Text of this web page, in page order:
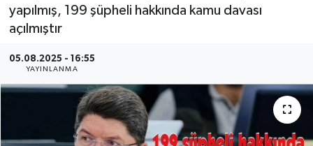
yapılmış, 199 şüpheli hakkında kamu davası
açılmıştır
05.08.2025 - 16:55
YAYINLANMA
Haber Arşivi